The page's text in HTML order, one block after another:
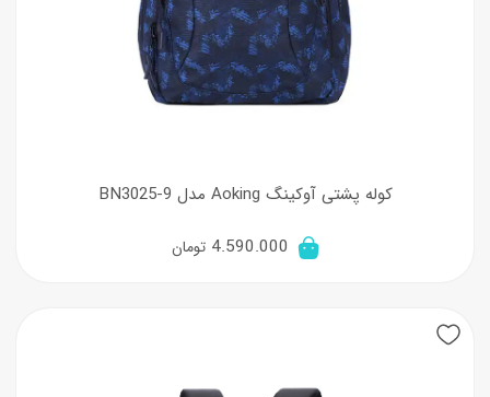
کوله پشتی آوکینگ Aoking مدل BN3025-9
4.590.000 تومان